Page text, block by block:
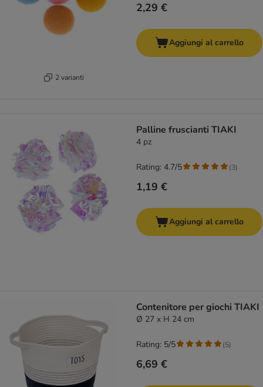
2 varianti
2,29 €
Aggiungi al carrello
Palline fruscianti TIAKI
4 pz
1,19 €
Rating: 4.7/5 (3)
Aggiungi al carrello
Contenitore per giochi TIAKI
Ø 27 x H 24 cm
6,69 €
Rating: 5/5 (5)